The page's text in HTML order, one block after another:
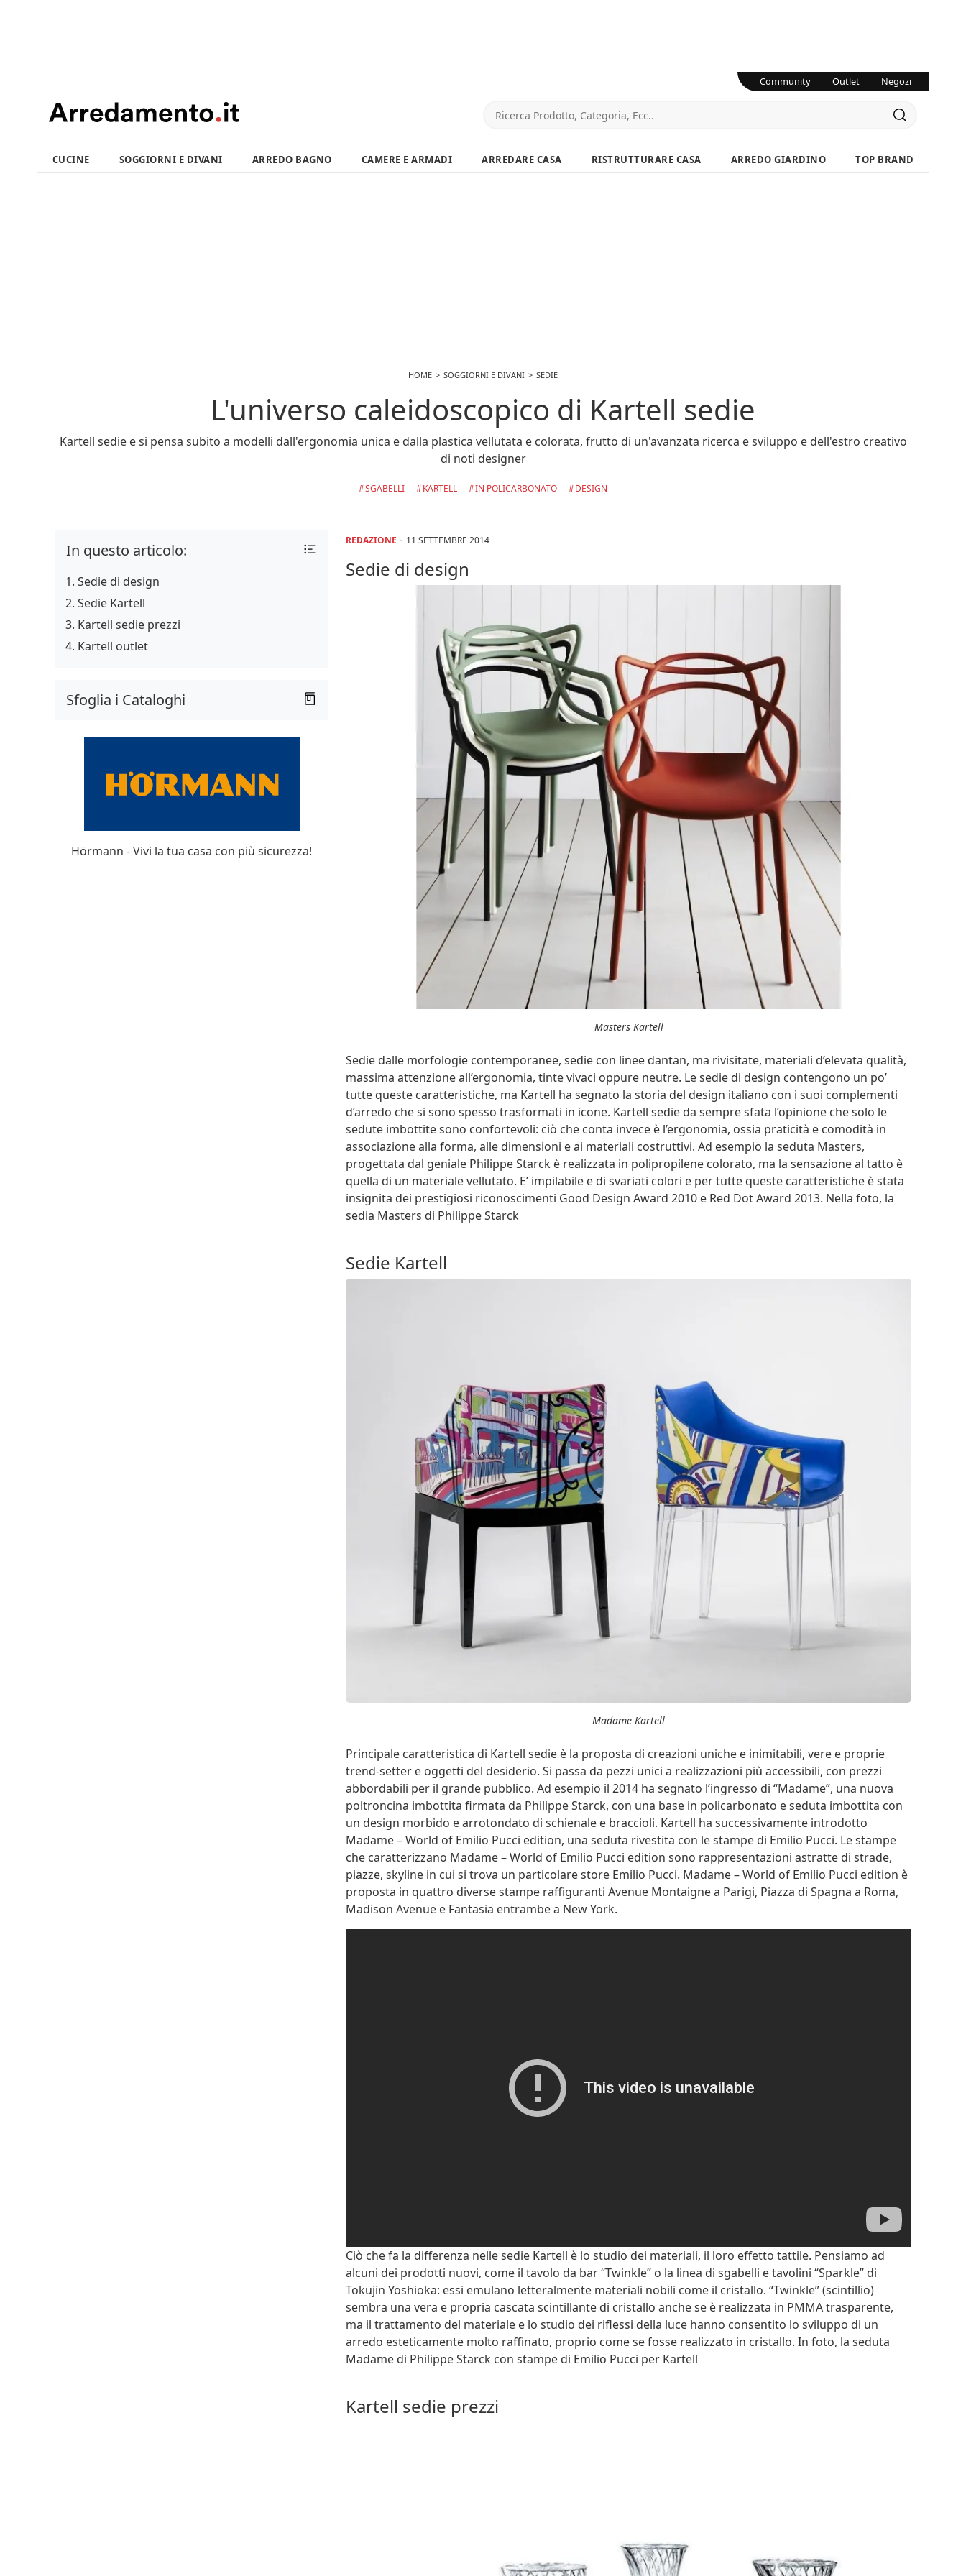
Community Outlet Negozi
CUCINE SOGGIORNI E DIVANI ARREDO BAGNO CAMERE E ARMADI ARREDARE CASA RISTRUTTURARE CASA ARREDO GIARDINO TOP BRAND
HOME SOGGIORNI E DIVANI SEDIE
L'universo caleidoscopico di Kartell sedie
Kartell sedie e si pensa subito a modelli dall'ergonomia unica e dalla plastica vellutata e colorata, frutto di un'avanzata ricerca e sviluppo e dell'estro creativo
di noti designer
SGABELLI KARTELL IN POLICARBONATO DESIGN
REDAZIONE - 11 SETTEMBRE 2014
Sedie di design
Masters Kartell
Sedie dalle morfologie contemporanee, sedie con linee dantan, ma rivisitate, materiali d’elevata qualità,
massima attenzione all’ergonomia, tinte vivaci oppure neutre. Le sedie di design contengono un po’
tutte queste caratteristiche, ma Kartell ha segnato la storia del design italiano con i suoi complementi
d’arredo che si sono spesso trasformati in icone. Kartell sedie da sempre sfata l’opinione che solo le
sedute imbottite sono confortevoli: ciò che conta invece è l’ergonomia, ossia praticità e comodità in
associazione alla forma, alle dimensioni e ai materiali costruttivi. Ad esempio la seduta Masters,
progettata dal geniale Philippe Starck è realizzata in polipropilene colorato, ma la sensazione al tatto è
quella di un materiale vellutato. E’ impilabile e di svariati colori e per tutte queste caratteristiche è stata
insignita dei prestigiosi riconoscimenti Good Design Award 2010 e Red Dot Award 2013. Nella foto, la
sedia Masters di Philippe Starck
Sedie Kartell
Madame Kartell
Principale caratteristica di Kartell sedie è la proposta di creazioni uniche e inimitabili, vere e proprie
trend-setter e oggetti del desiderio. Si passa da pezzi unici a realizzazioni più accessibili, con prezzi
abbordabili per il grande pubblico. Ad esempio il 2014 ha segnato l’ingresso di “Madame”, una nuova
poltroncina imbottita firmata da Philippe Starck, con una base in policarbonato e seduta imbottita con
un design morbido e arrotondato di schienale e braccioli. Kartell ha successivamente introdotto
Madame – World of Emilio Pucci edition, una seduta rivestita con le stampe di Emilio Pucci. Le stampe
che caratterizzano Madame – World of Emilio Pucci edition sono rappresentazioni astratte di strade,
piazze, skyline in cui si trova un particolare store Emilio Pucci. Madame – World of Emilio Pucci edition è
proposta in quattro diverse stampe raffiguranti Avenue Montaigne a Parigi, Piazza di Spagna a Roma,
Madison Avenue e Fantasia entrambe a New York.
Ciò che fa la differenza nelle sedie Kartell è lo studio dei materiali, il loro effetto tattile. Pensiamo ad
alcuni dei prodotti nuovi, come il tavolo da bar “Twinkle” o la linea di sgabelli e tavolini “Sparkle” di
Tokujin Yoshioka: essi emulano letteralmente materiali nobili come il cristallo. “Twinkle” (scintillio)
sembra una vera e propria cascata scintillante di cristallo anche se è realizzata in PMMA trasparente,
ma il trattamento del materiale e lo studio dei riflessi della luce hanno consentito lo sviluppo di un
arredo esteticamente molto raffinato, proprio come se fosse realizzato in cristallo. In foto, la seduta
Madame di Philippe Starck con stampe di Emilio Pucci per Kartell
Kartell sedie prezzi
In questo articolo:
Sedie di design
Sedie Kartell
Kartell sedie prezzi
Kartell outlet
Sfoglia i Cataloghi
Hörmann - Vivi la tua casa con più sicurezza!